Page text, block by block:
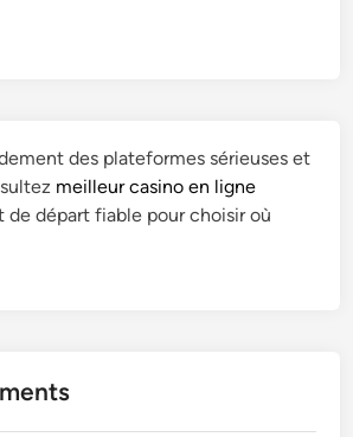
des plateformes sérieuses et
meilleur casino en ligne
de départ fiable pour choisir où